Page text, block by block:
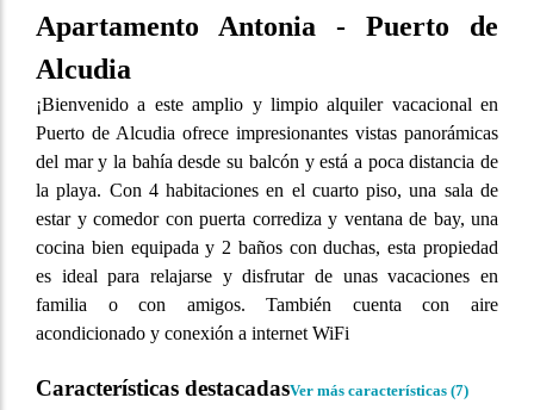
Apartamento Antonia - Puerto de
Alcudia
¡Bienvenido a este amplio y limpio alquiler vacacional en
Puerto de Alcudia ofrece impresionantes vistas panorámicas
del mar y la bahía desde su balcón y está a poca distancia de
la playa. Con 4 habitaciones en el cuarto piso, una sala de
estar y comedor con puerta corrediza y ventana de bay, una
cocina bien equipada y 2 baños con duchas, esta propiedad
es ideal para relajarse y disfrutar de unas vacaciones en
familia o con amigos. También cuenta con aire
acondicionado y conexión a internet WiFi
Características destacadasVer más características (7)